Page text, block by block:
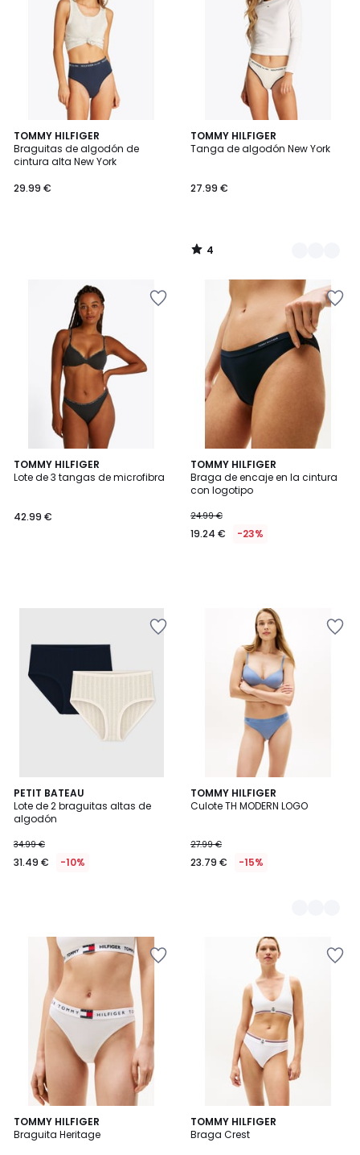
TOMMY HILFIGER
Braguitas de algodón de
cintura alta New York
29.99 €
TOMMY HILFIGER
Tanga de algodón New York
27.99 €
4
/
2
Colores
4
/
TOMMY HILFIGER
Lote de 3 tangas de microfibra
42.99 €
TOMMY HILFIGER
Braga de encaje en la cintura
con logotipo
24.99 €
19.24 € -23%
PETIT BATEAU
Lote de 2 braguitas altas de
algodón
34.99 €
31.49 € -10%
TOMMY HILFIGER
Culote TH MODERN LOGO
27.99 €
23.79 € -15%
2
Colores
TOMMY HILFIGER
Braguita Heritage
5
/
3
Colores
TOMMY HILFIGER
Braga Crest
2
Colores